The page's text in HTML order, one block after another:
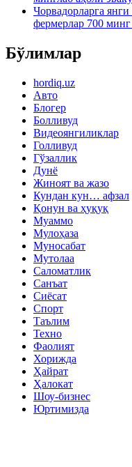
Чорвадорларга
фермерлар 700
Бўлимлар
hordiq.uz
Авто
Блогер
Болливуд
Видеоянгиликлар
Голливуд
Гўзаллик
Дунё
Жиноят ва жазо
Кундан кун… афзал
Қонун ва ҳуқуқ
Муаммо
Мулоҳаза
Муносабат
Мутолаа
Саломатлик
Санъат
Сиёсат
Спорт
Таълим
Техно
Фаолият
Хорижда
Ҳайрат
Ҳалокат
Шоу-бизнес
Юртимизда